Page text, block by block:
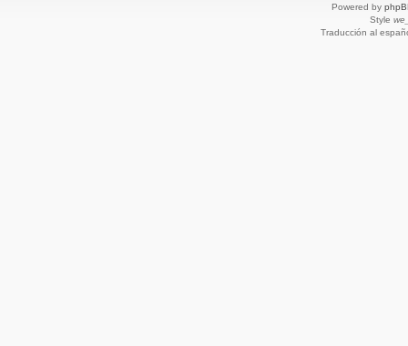
Powered by
Style
Traducción al